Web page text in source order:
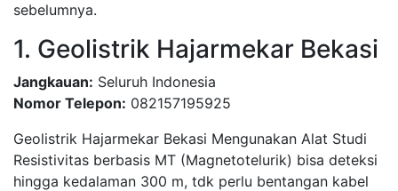
sebelumnya.
1. Geolistrik Hajarmekar Bekasi
Jangkauan: Seluruh Indonesia
Nomor Telepon: 082157195925
Geolistrik Hajarmekar Bekasi Mengunakan Alat Studi
Resistivitas berbasis MT (Magnetotelurik) bisa deteksi
hingga kedalaman 300 m, tdk perlu bentangan kabel